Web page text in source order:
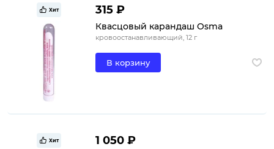
Хит 315 ₽
Квасцовый карандаш Osma
кровоостанавливающий, 12 г
В корзину
Хит 1 050 ₽